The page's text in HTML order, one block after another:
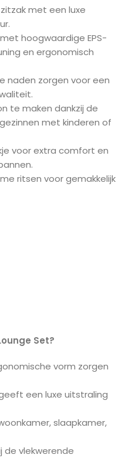
met een luxe
hoogwaardige EPS-
en ergonomisch
naden zorgen voor een
te maken dankzij de
met kinderen of
voor extra comfort en
ritsen voor gemakkelijk
Set?
vorm zorgen
een luxe uitstraling
slaapkamer,
de vlekwerende